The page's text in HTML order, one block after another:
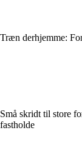
Træn derhjemme:
Små skridt til store
fastholde